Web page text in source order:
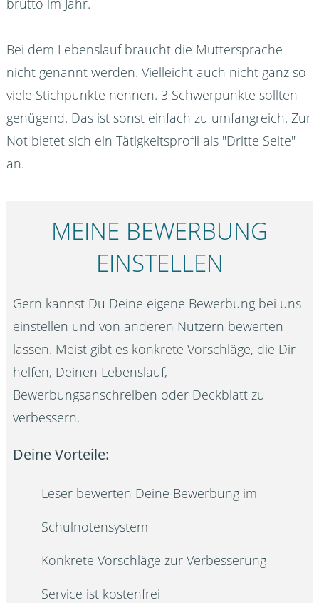
brutto im Jahr.
Bei dem Lebenslauf braucht die Muttersprache
nicht genannt werden. Vielleicht auch nicht ganz so
viele Stichpunkte nennen. 3 Schwerpunkte sollten
genügend. Das ist sonst einfach zu umfangreich. Zur
Not bietet sich ein Tätigkeitsprofil als "Dritte Seite"
an.
MEINE BEWERBUNG
EINSTELLEN
Gern kannst Du Deine eigene Bewerbung bei uns
einstellen und von anderen Nutzern bewerten
lassen. Meist gibt es konkrete Vorschläge, die Dir
helfen, Deinen Lebenslauf,
Bewerbungsanschreiben oder Deckblatt zu
verbessern.
Deine Vorteile:
Leser bewerten Deine Bewerbung im
Schulnotensystem
Konkrete Vorschläge zur Verbesserung
Service ist kostenfrei